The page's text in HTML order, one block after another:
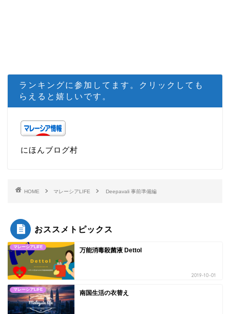
ランキングに参加してます。クリックしても
らえると嬉しいです。
にほんブログ村
HOME マレーシアLIFE Deepavali 事前準備編
おススメトピックス
マレーシアLIFE 万能消毒殺菌液 Dettol
2019-10-01
マレーシアLIFE 南国生活の衣替え